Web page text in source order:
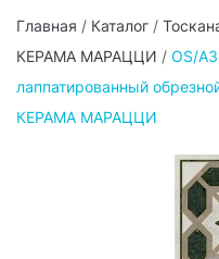
Главная / Каталог /
КЕРАМА МАРАЦЦИ / OS/
лаппатированный
КЕРАМА МАРАЦЦИ